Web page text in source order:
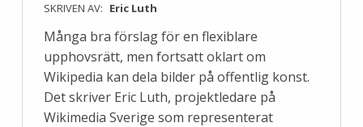
SKRIVEN AV: Eric Luth
Många bra förslag för en flexiblare
upphovsrätt, men fortsatt oklart om
Wikipedia kan dela bilder på offentlig konst.
Det skriver Eric Luth, projektledare på
Wikimedia Sverige som representerat